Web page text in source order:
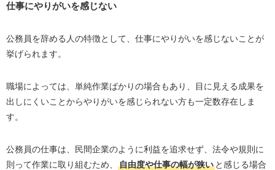
辞めたい理由が仕事内容であるか
公務員のスキルを活かせる転職先
公務員からの転職を成功させるコツ
公務員を辞めたい理由を明確にする
自己分析・企業分析を徹底する
転職エージェントを活用する
仕事にやりがいを感じない
公務員を辞める人の特徴として、仕事にやりがいを感じないことが
挙げられます。
職場によっては、単純作業ばかりの場合もあり、目に見える成果を
出しにくいことからやりがいを感じられない方も一定数存在しま
す。
公務員の仕事は、民間企業のように利益を追求せず、法令や規則に
則って作業に取り組むため、
自由度や仕事の幅が狭いと感じる場合